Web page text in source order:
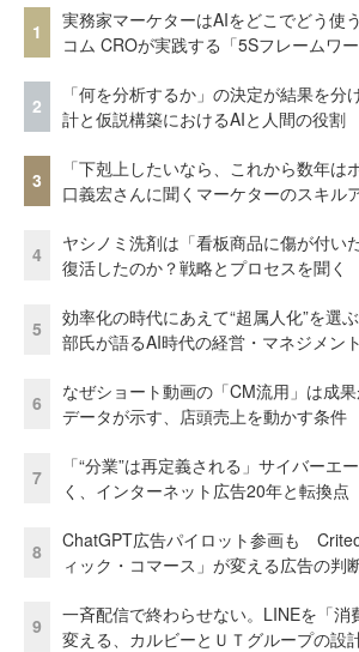
1
実務家マーケターはAIをどこでどう使
コム CROが実践する「5Sフレームワー
2
「何を分析するか」の決定が結果を分
計と仮説構築におけるAIと人間の役割
3
「下剋上したいなら、これから数年は
口義宏さんに聞くマーケターのスキル
4
ヤシノミ洗剤は「看板商品に傷が付い
復活したのか？戦略とプロセスを聞く
5
効率化の時代にあえて“超属人化”を
部氏が語るAI時代の経営・マネジメン
6
なぜショート動画の「CM流用」は成
データが示す、店頭売上を動かす条件
7
「“分業”は再定義される」サイバーエ
く、インターネット広告20年と転換点
8
ChatGPT広告パイロット参画も
ィック・コマース」が変える広告の判
9
一斉配信で終わらせない。LINEを「消
変える、カルビーとＵＴグループの設